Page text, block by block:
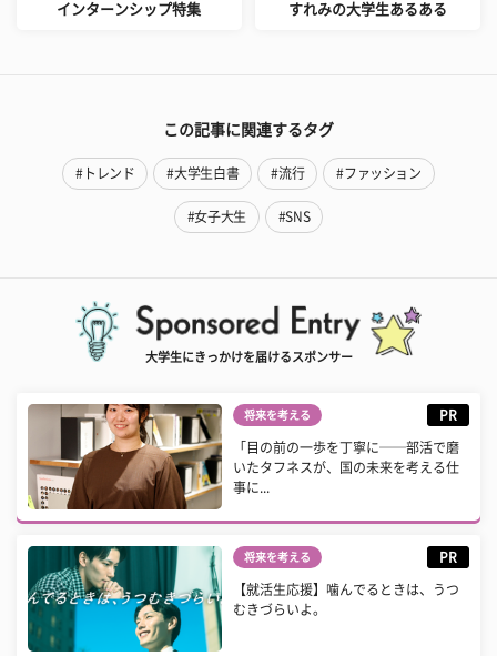
インターンシップ特集 すれみの大学生あるある
この記事に関連するタグ
#トレンド #大学生白書 #流行 #ファッション
#女子大生 #SNS
大学生にきっかけを届けるスポンサー
将来を考える PR
「目の前の一歩を丁寧に──部活で磨
いたタフネスが、国の未来を考える仕
事に...
将来を考える PR
【就活生応援】噛んでるときは、うつ
むきづらいよ。